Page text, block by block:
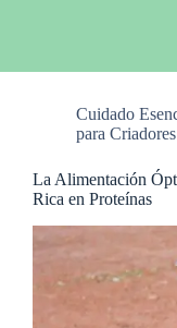
Cuidado
para Criadores
La Alimentación
Rica en Proteínas